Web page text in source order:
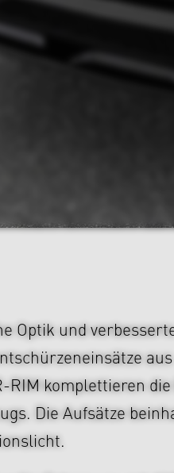
Optik und
aus
RIM komplettieren die
Die Aufsätze